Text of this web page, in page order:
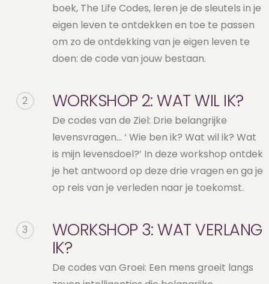
boek, The Life Codes, leren je de sleutels in je
eigen leven te ontdekken en toe te passen
om zo de ontdekking van je eigen leven te
doen: de code van jouw bestaan.
2 WORKSHOP 2: WAT WIL IK?
De codes van de Ziel: Drie belangrijke
levensvragen… ‘ Wie ben ik? Wat wil ik? Wat
is mijn levensdoel?’ In deze workshop ontdek
je het antwoord op deze drie vragen en ga je
op reis van je verleden naar je toekomst.
3
WORKSHOP 3: WAT VERLANG
IK?
De codes van Groei: Een mens groeit langs